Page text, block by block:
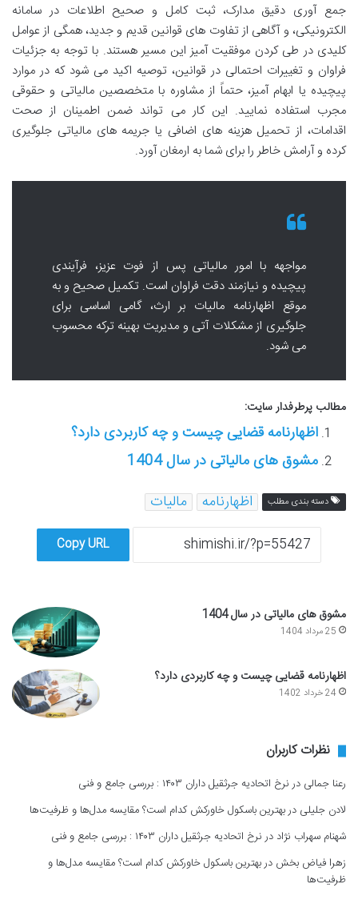
جمع آوری دقیق مدارک، ثبت کامل و صحیح اطلاعات در سامانه
الکترونیکی، و آگاهی از تفاوت های قوانین قدیم و جدید، همگی از عوامل
کلیدی در طی کردن موفقیت آمیز این مسیر هستند. با توجه به جزئیات
فراوان و تغییرات احتمالی در قوانین، توصیه اکید می شود که در موارد
پیچیده یا ابهام آمیز، حتماً از مشاوره با متخصصین مالیاتی و حقوقی
مجرب استفاده نمایید. این کار می تواند ضمن اطمینان از صحت
اقدامات، از تحمیل هزینه های اضافی یا جریمه های مالیاتی جلوگیری
کرده و آرامش خاطر را برای شما به ارمغان آورد.
مواجهه با امور مالیاتی پس از فوت عزیز، فرآیندی
پیچیده و نیازمند دقت فراوان است. تکمیل صحیح و به
موقع اظهارنامه مالیات بر ارث، گامی اساسی برای
جلوگیری از مشکلات آتی و مدیریت بهینه ترکه محسوب
می شود.
مطالب پرطرفدار سایت:
اظهارنامه قضایی چیست و چه کاربردی دارد؟
مشوق های مالیاتی در سال 1404
دسته بندی مطلب اظهارنامه مالیات
Copy URL
مشوق های مالیاتی در سال 1404
25 مرداد 1404
اظهارنامه قضایی چیست و چه کاربردی دارد؟
24 خرداد 1402
نظرات کاربران
رعنا جمالی درنرخ اتحادیه جرثقیل داران ۱۴۰۳ : بررسی جامع و فنی
لادن جلیلی دربهترین باسکول خاورکش کدام است؟ مقایسه مدل‌ها و ظرفیت‌ها
شهنام سهراب نژاد درنرخ اتحادیه جرثقیل داران ۱۴۰۳ : بررسی جامع و فنی
زهرا فیاض بخش دربهترین باسکول خاورکش کدام است؟ مقایسه مدل‌ها و
ظرفیت‌ها